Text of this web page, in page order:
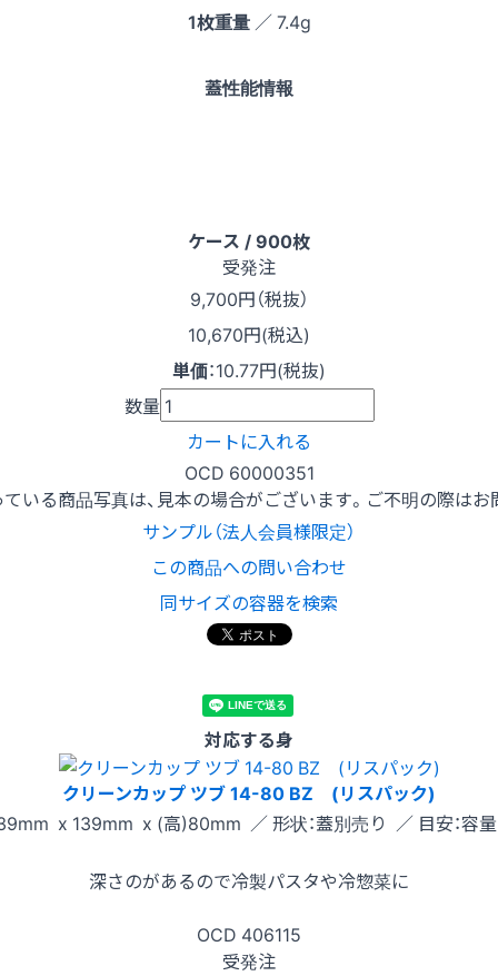
1枚重量／ 7.4g
蓋性能情報
ケース / 900枚
受発注
9,700円（税抜）
10,670円(税込)
単価：10.77円(税抜)
数量
カートに入れる
OCD 60000351
いる商品写真は、見本の場合がございます。ご不明の際はお
サンプル（法人会員様限定）
この商品への問い合わせ
同サイズの容器を検索
対応する身
クリーンカップ ツブ 14-80 BZ (リスパック)
x 139mm x (高)80mm ／ 形状：蓋別売り ／ 目安：容
深さのがあるので冷製パスタや冷惣菜に
OCD 406115
受発注